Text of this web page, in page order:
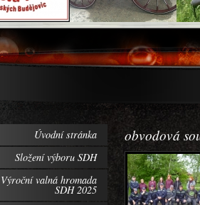
obvodová
Úvodní stránka
Složení výboru SDH
Výroční valná hromada
SDH 2025